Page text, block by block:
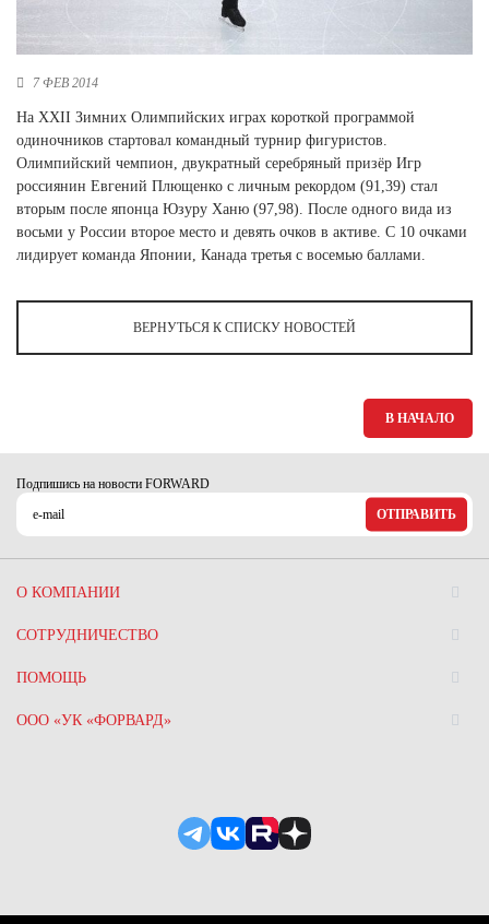
Республика Башкортостан (3)
Республика Татарстан (2)
Ростовская область (2)
Самарская область (1)
Свердловская область (5)
Северная Осетия (2)
Смоленская область (1)
Тульская область (1)
Челябинская область (2)
Ямало-Ненецкий автономный округ (1)
7 ФЕВ 2014
На XXII Зимних Олимпийских играх короткой программой
одиночников стартовал командный турнир фигуристов.
Олимпийский чемпион, двукратный серебряный призёр Игр
россиянин Евгений Плющенко с личным рекордом (91,39) стал
вторым после японца Юзуру Ханю (97,98). После одного вида из
восьми у России второе место и девять очков в активе. С 10 очками
лидирует команда Японии, Канада третья с восемью баллами.
ВЕРНУТЬСЯ К СПИСКУ НОВОСТЕЙ
В НАЧАЛО
Подпишись на новости FORWARD
ОТПРАВИТЬ
О КОМПАНИИ
СОТРУДНИЧЕСТВО
ПОМОЩЬ
ООО «УК «ФОРВАРД»